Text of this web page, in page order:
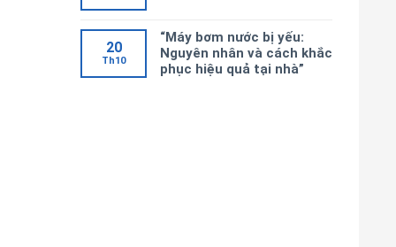
20
Th10
“Máy bơm nước bị yếu:
Nguyên nhân và cách khắc
phục hiệu quả tại nhà”